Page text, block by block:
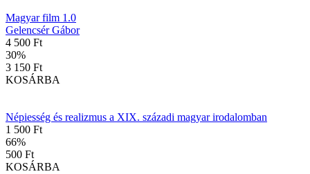
Magyar film 1.0
Gelencsér Gábor
4 500 Ft
30%
3 150 Ft
KOSÁRBA
Népiesség és realizmus a XIX. századi magyar irodalomban
1 500 Ft
66%
500 Ft
KOSÁRBA